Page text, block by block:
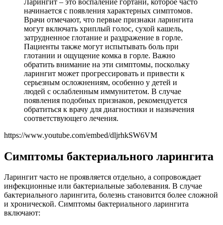
начинается с появления характерных симптомов.
Врачи отмечают, что первые признаки ларингита
могут включать хриплый голос, сухой кашель,
затрудненное глотание и раздражение в горле.
Пациенты также могут испытывать боль при
глотании и ощущение комка в горле. Важно
обратить внимание на эти симптомы, поскольку
ларингит может прогрессировать и привести к
серьезным осложнениям, особенно у детей и
людей с ослабленным иммунитетом. В случае
появления подобных признаков, рекомендуется
обратиться к врачу для диагностики и назначения
соответствующего лечения.
https://www.youtube.com/embed/dljrhkSW6VM
Симптомы бактериального ларингита
Ларингит часто не проявляется отдельно, а сопровождает
инфекционные или бактериальные заболевания. В случае
бактериального ларингита, болезнь становится более сложной
и хронической. Симптомы бактериального ларингита
включают: